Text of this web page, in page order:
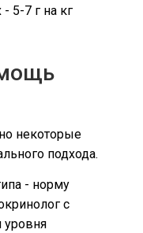
5-7 г на кг
некоторые
подхода.
- норму
с
уровня